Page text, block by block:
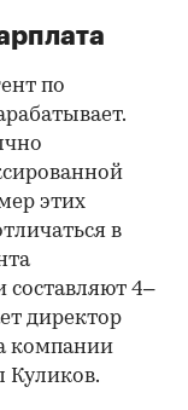
по
этих
в
4–
директор
компании